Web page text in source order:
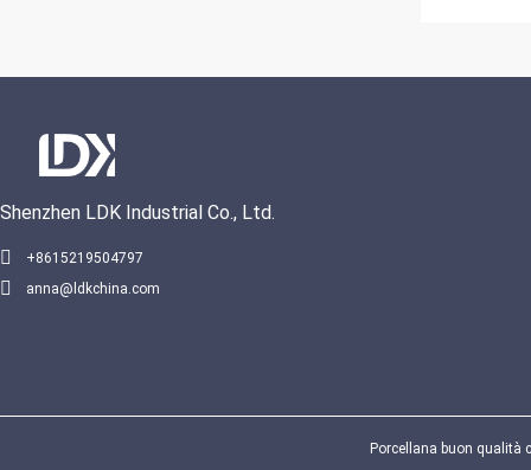
Shenzhen LDK Industrial Co., Ltd.
+8615219504797
anna@ldkchina.com
Porcellana buon qualità